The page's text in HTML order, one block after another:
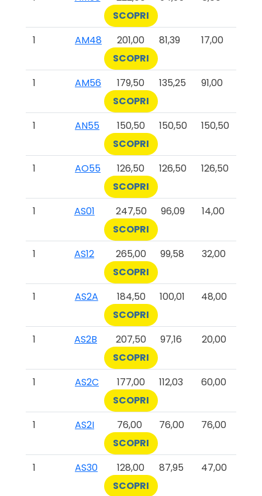
SCOPRI
1
AM48 201,00 81,39
17,00
SCOPRI
1
AM56 179,50 135,25
91,00
SCOPRI
1
AN55 150,50 150,50
150,50
SCOPRI
1
AO55 126,50 126,50
126,50
SCOPRI
1
AS01 247,50 96,09
14,00
SCOPRI
1
AS12 265,00 99,58
32,00
SCOPRI
1
AS2A 184,50 100,01
48,00
SCOPRI
1
AS2B 207,50 97,16
20,00
SCOPRI
1
AS2C 177,00 112,03
60,00
SCOPRI
1
AS2I 76,00 76,00
76,00
SCOPRI
1
AS30 128,00 87,95
47,00
SCOPRI